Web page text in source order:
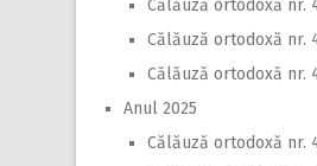
Călăuză ortodoxă nr.
Călăuză ortodoxă nr.
Călăuză ortodoxă nr.
Anul 2025
Călăuză ortodoxă nr.